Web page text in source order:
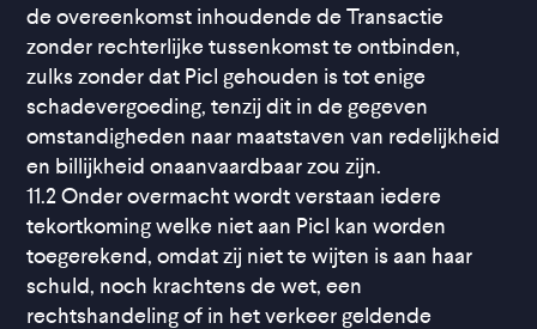
de overeenkomst inhoudende de Transactie
zonder rechterlijke tussenkomst te ontbinden,
zulks zonder dat Picl gehouden is tot enige
schadevergoeding, tenzij dit in de gegeven
omstandigheden naar maatstaven van redelijkheid
en billijkheid onaanvaardbaar zou zijn.
11.2 Onder overmacht wordt verstaan iedere
tekortkoming welke niet aan Picl kan worden
toegerekend, omdat zij niet te wijten is aan haar
schuld, noch krachtens de wet, een
rechtshandeling of in het verkeer geldende